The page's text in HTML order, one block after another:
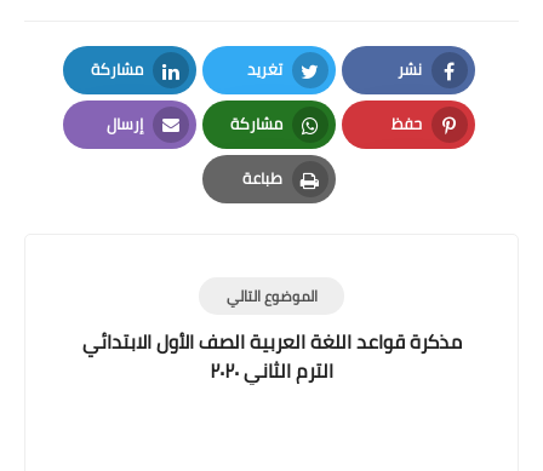
نشر
Facebook
تغريد
Twitter
مشاركة
LinkedIn
حفظ
Pinterest
مشاركة
Whatsapp
إرسال
Email
طباعة
Print
الموضوع التالي
مذكرة قواعد اللغة العربية الصف الأول الابتدائي
الترم الثاني ٢٠٢٠